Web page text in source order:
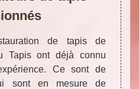
de tapis de
Tapis ont déjà connu
Ce sont de
sont en mesure de